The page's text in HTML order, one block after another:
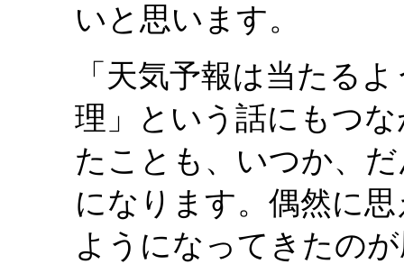
いと思います。
「天気予報は当たる
理」という話にもつ
たことも、いつか、
になります。偶然に
ようになってきたの